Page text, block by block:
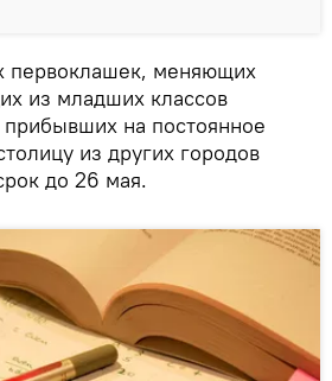
первоклашек, меняющих
из младших классов
на постоянное
из других городов
до 26 мая.